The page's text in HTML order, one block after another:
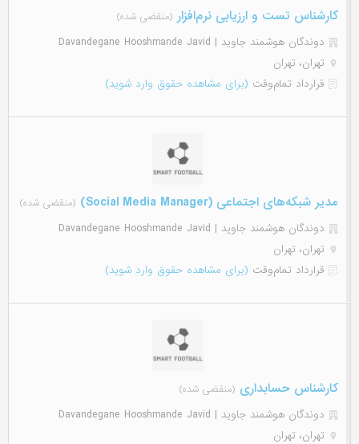
کارشناس تست و ارزیابی نرم‌افزار (منقضی شده)
دوندگان هوشمند جاوید | Davandegane Hooshmande Javid
تهران، تهران
قرارداد تمام‌وقت (برای مشاهده حقوق وارد شوید)
مدیر شبکه‌های اجتماعی (Social Media Manager) (منقضی شده)
دوندگان هوشمند جاوید | Davandegane Hooshmande Javid
تهران، تهران
قرارداد تمام‌وقت (برای مشاهده حقوق وارد شوید)
کارشناس حسابداری (منقضی شده)
دوندگان هوشمند جاوید | Davandegane Hooshmande Javid
تهران، تهران